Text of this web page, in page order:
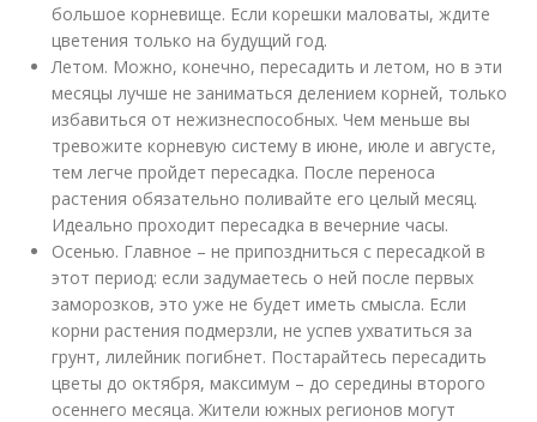
большое корневище. Если корешки маловаты, ждите
цветения только на будущий год.
Летом. Можно, конечно, пересадить и летом, но в эти
месяцы лучше не заниматься делением корней, только
избавиться от нежизнеспособных. Чем меньше вы
тревожите корневую систему в июне, июле и августе,
тем легче пройдет пересадка. После переноса
растения обязательно поливайте его целый месяц.
Идеально проходит пересадка в вечерние часы.
Осенью. Главное – не припоздниться с пересадкой в
этот период: если задумаетесь о ней после первых
заморозков, это уже не будет иметь смысла. Если
корни растения подмерзли, не успев ухватиться за
грунт, лилейник погибнет. Постарайтесь пересадить
цветы до октября, максимум – до середины второго
осеннего месяца. Жители южных регионов могут